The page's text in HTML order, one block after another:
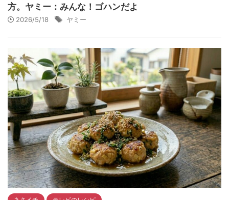
方。ヤミー：みんな！ゴハンだよ
2026/5/18 ヤミー